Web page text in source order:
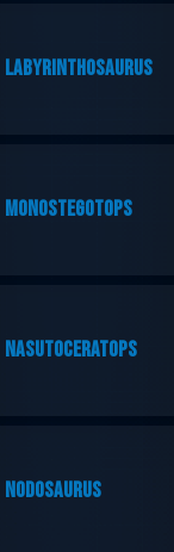
LABYRINTHOSAURUS
MONOSTEGOTOPS
NASUTOCERATOPS
NODOSAURUS